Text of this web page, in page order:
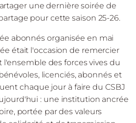
une dernière soirée de
pour cette saison 25-26.
abonnés organisée en mai
était l'occasion de remercier
des forces vives du
licenciés, abonnés et
chaque jour à faire du CSBJ
: une institution ancrée
portée par des valeurs